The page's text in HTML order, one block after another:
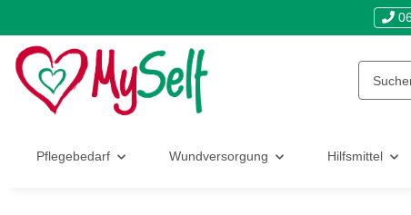
Pflegebedarf Wundversorgung Hilfsmittel